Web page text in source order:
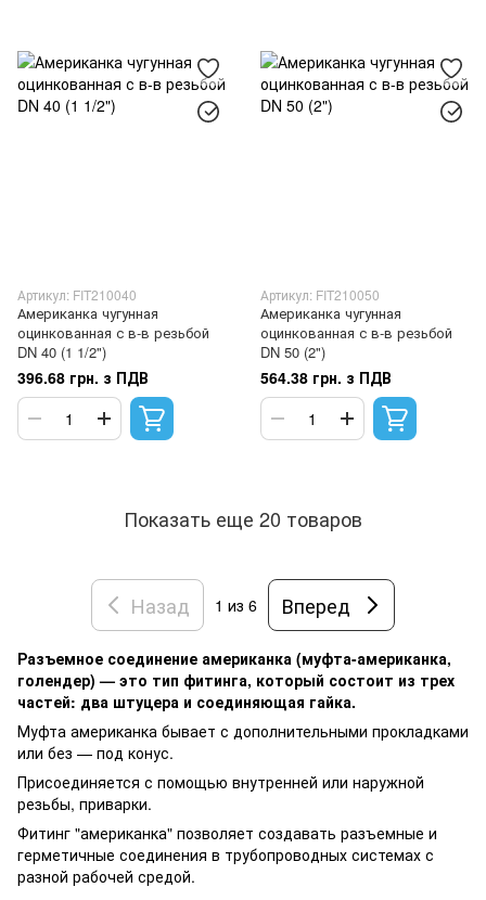
Артикул: FIT210040
Американка чугунная
оцинкованная с в-в резьбой
DN 40 (1 1/2")
396.68 грн. з ПДВ
Артикул: FIT210050
Американка чугунная
оцинкованная с в-в резьбой
DN 50 (2")
564.38 грн. з ПДВ
Показать еще 20 товаров
Назад 1 из 6 Вперед
Разъемное соединение американка (муфта-американка,
голендер) — это тип фитинга, который состоит из трех
частей: два штуцера и соединяющая гайка.
Муфта американка бывает с дополнительными прокладками
или без — под конус.
Присоединяется с помощью внутренней или наружной
резьбы, приварки.
Фитинг "американка" позволяет создавать разъемные и
герметичные соединения в трубопроводных системах с
разной рабочей средой.